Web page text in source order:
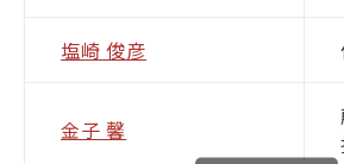
塩崎 俊彦
金子 馨